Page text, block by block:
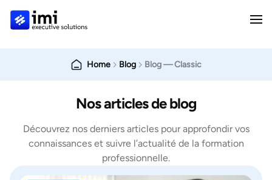
Home Blog Blog — Classic
Nos articles de blog
Découvrez nos derniers articles pour approfondir vos
connaissances et suivre l’actualité de la formation
professionnelle.